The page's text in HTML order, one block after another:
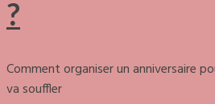
?
Comment organiser un anniversaire
va souffler